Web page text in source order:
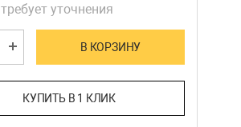
требует уточнения
В КОРЗИНУ
КУПИТЬ В 1 КЛИК